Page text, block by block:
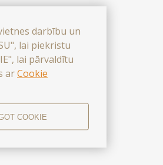
darbību un
lai piekristu
lai pārvaldītu
arCookie
COOKIE